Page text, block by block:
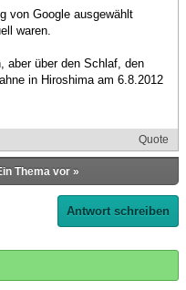
von Google ausgewählt
waren.
aber über den Schlaf, den
in Hiroshima am 6.8.2012
Quote
Thema vor»
Antwort schreiben